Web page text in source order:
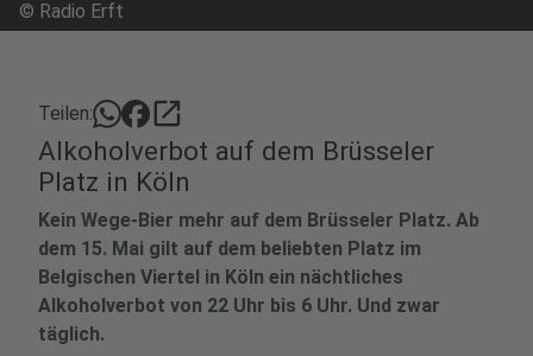
© Radio Erft
Teilen: open_in_new
Alkoholverbot auf dem Brüsseler
Platz in Köln
Kein Wege-Bier mehr auf dem Brüsseler Platz. Ab
dem 15. Mai gilt auf dem beliebten Platz im
Belgischen Viertel in Köln ein nächtliches
Alkoholverbot von 22 Uhr bis 6 Uhr. Und zwar
täglich.